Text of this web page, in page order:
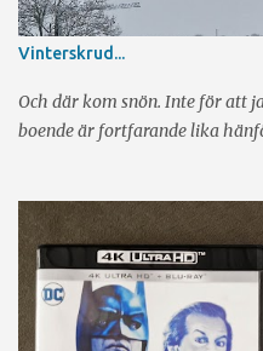
Vinterskrud...
Och där kom snön. Inte för att
boende är fortfarande lika